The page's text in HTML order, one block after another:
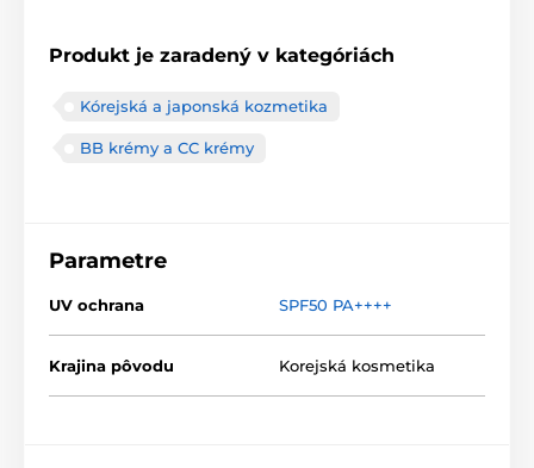
Produkt je zaradený v kategóriách
Kórejská a japonská kozmetika
BB krémy a CC krémy
Parametre
UV ochrana SPF50 PA++++
Krajina pôvodu Korejská kosmetika